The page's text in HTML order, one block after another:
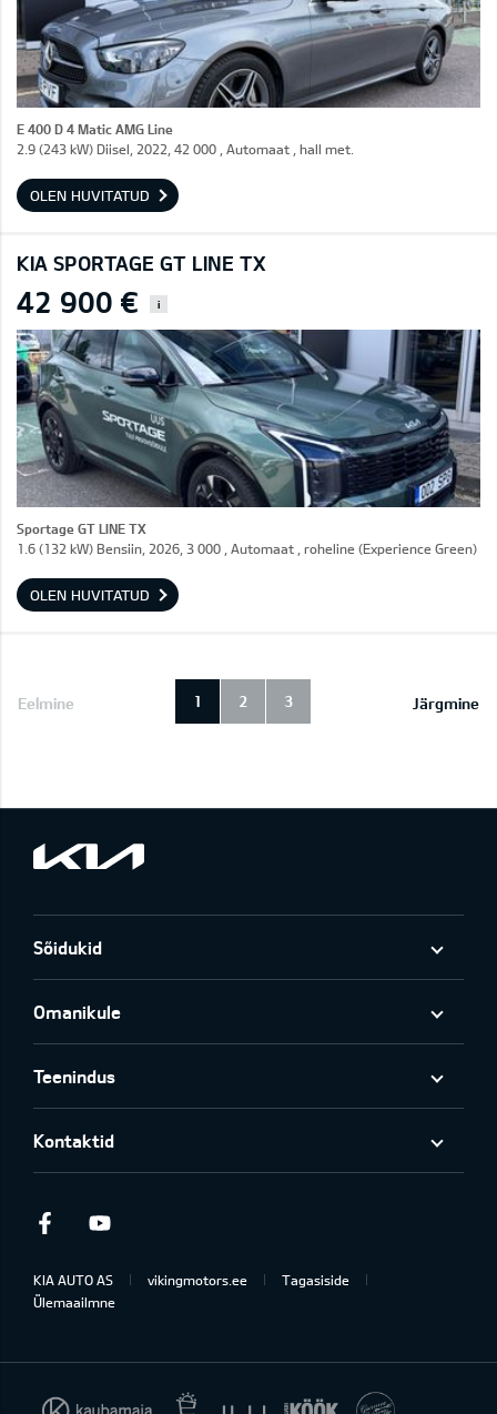
E 400 D 4 Matic AMG Line
2.9 (243 kW) Diisel, 2022, 42 000 , Automaat , hall met.
OLEN HUVITATUD
KIA SPORTAGE GT LINE TX
42 900 € i
Sportage GT LINE TX
1.6 (132 kW) Bensiin, 2026, 3 000 , Automaat , roheline (Experience Green)
OLEN HUVITATUD
Eelmine Järgmine
1 2 3
Sõidukid
Omanikule
Teenindus
Kontaktid
Facebook
KIA AUTO AS vikingmotors.ee
Tagasiside
Ülemaailmne